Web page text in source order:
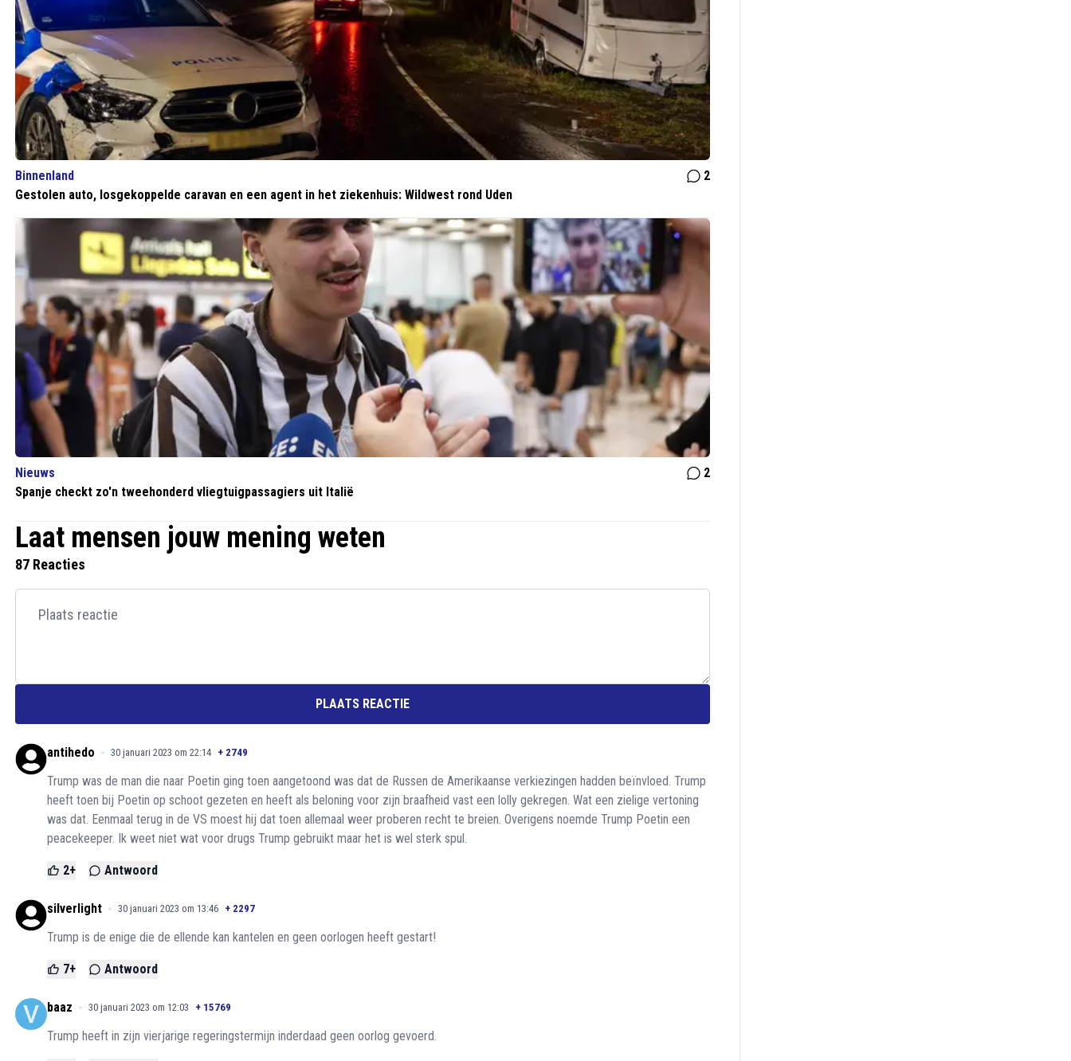
Binnenland
2
Gestolen auto, losgekoppelde caravan en een agent in het ziekenhuis: Wildwest rond Uden
Nieuws
2
Spanje checkt zo'n tweehonderd vliegtuigpassagiers uit Italië
Laat mensen jouw mening weten
87 Reacties
PLAATS REACTIE
antihedo 30 januari 2023 om 22:14 + 2749
Trump was de man die naar Poetin ging toen aangetoond was dat de Russen de Amerikaanse verkiezingen hadden beïnvloed. Trump
heeft toen bij Poetin op schoot gezeten en heeft als beloning voor zijn braafheid vast een lolly gekregen. Wat een zielige vertoning
was dat. Eenmaal terug in de VS moest hij dat toen allemaal weer proberen recht te breien. Overigens noemde Trump Poetin een
peacekeeper. Ik weet niet wat voor drugs Trump gebruikt maar het is wel sterk spul.
2+ Antwoord
silverlight 30 januari 2023 om 13:46 + 2297
Trump is de enige die de ellende kan kantelen en geen oorlogen heeft gestart!
7+ Antwoord
baaz 30 januari 2023 om 12:03 + 15769
Trump heeft in zijn vierjarige regeringstermijn inderdaad geen oorlog gevoerd.